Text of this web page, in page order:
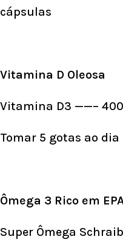
cápsulas
Vitamina D Oleosa
Vitamina D3 ——–
Tomar 5 gotas ao dia
Ômega 3 Rico em
Super Ômega